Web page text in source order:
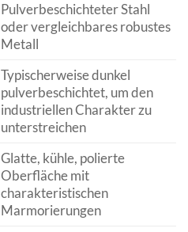
Pulverbeschichteter Stahl
oder vergleichbares robustes
Metall
Typischerweise dunkel
pulverbeschichtet, um den
industriellen Charakter zu
unterstreichen
Glatte, kühle, polierte
Oberfläche mit
charakteristischen
Marmorierungen